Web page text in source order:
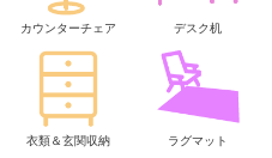
カウンターチェア デスク机
衣類＆玄関収納 ラグマット